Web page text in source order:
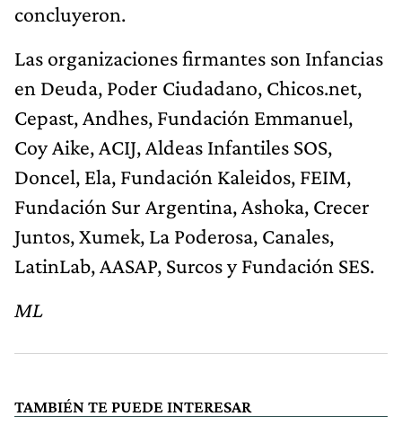
concluyeron.
Las organizaciones firmantes son Infancias
en Deuda, Poder Ciudadano, Chicos.net,
Cepast, Andhes, Fundación Emmanuel,
Coy Aike, ACIJ, Aldeas Infantiles SOS,
Doncel, Ela, Fundación Kaleidos, FEIM,
Fundación Sur Argentina, Ashoka, Crecer
Juntos, Xumek, La Poderosa, Canales,
LatinLab, AASAP, Surcos y Fundación SES.
ML
TAMBIÉN TE PUEDE INTERESAR